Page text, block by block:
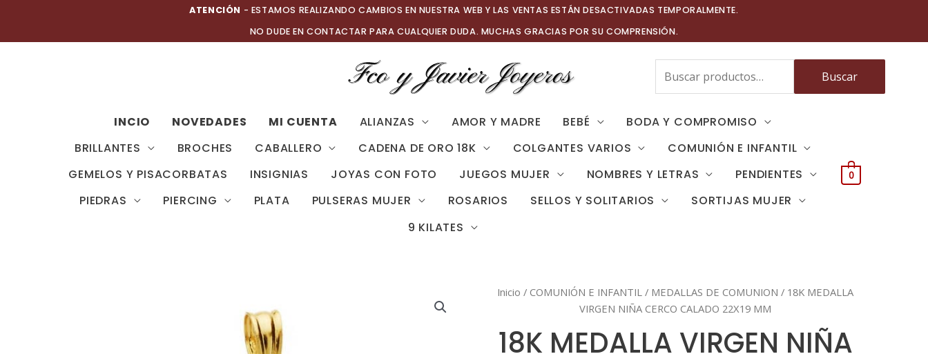
contenido
ATENCIÓN - ESTAMOS REALIZANDO CAMBIOS EN NUESTRA WEB Y LAS VENTAS ESTÁN DESACTIVADAS TEMPORALMENTE.
NO DUDE EN CONTACTAR PARA CUALQUIER DUDA. MUCHAS GRACIAS POR SU COMPRENSIÓN.
Buscar
por:
Buscar
INCIO NOVEDADES MI CUENTA ALIANZAS AMOR Y MADRE BEBÉ
BODA Y COMPROMISO
BRILLANTES
BROCHES CABALLERO CADENA DE ORO 18K COLGANTES VARIOS
COMUNIÓN E INFANTIL
GEMELOS Y PISACORBATAS
INSIGNIAS JOYAS CON FOTO JUEGOS MUJER NOMBRES Y LETRAS
PENDIENTES
PIEDRAS
PIERCING PLATA PULSERAS MUJER ROSARIOS SELLOS Y SOLITARIOS
SORTIJAS MUJER
9 KILATES
0
Inicio / COMUNIÓN E INFANTIL / MEDALLAS DE COMUNION / 18K MEDALLA
VIRGEN NIÑA CERCO CALADO 22X19 MM
18K MEDALLA VIRGEN NIÑA